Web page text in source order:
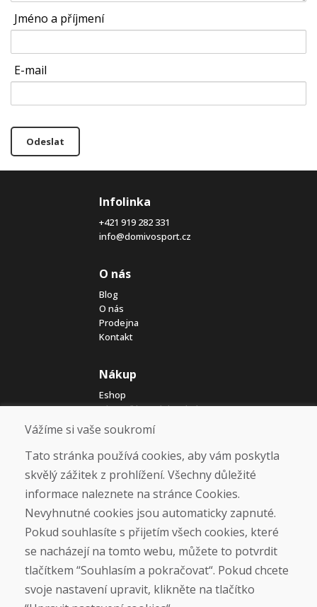
Jméno a příjmení
E-mail
Odeslat
Infolinka
+421 919 282 331
info@domivosport.cz
O nás
Blog
O nás
Prodejna
Kontakt
Nákup
Eshop
Jak posíláme elektrokola
Obchodní podmínky
Doprava
Platba
Vrácení a výměna zboží
Ochrana osobních údajů
Cookies
Sociální sítě
Vážíme si vaše soukromí
Tato stránka používá cookies, aby vám poskytla
skvělý zážitek z prohlížení. Všechny důležité
informace naleznete na stránce Cookies.
Nevyhnutné cookies jsou automaticky zapnuté.
Pokud souhlasíte s přijetím všech cookies, které
se nacházejí na tomto webu, můžete to potvrdit
tlačítkem “Souhlasím a pokračovat“. Pokud chcete
svoje nastavení upravit, klikněte na tlačítko